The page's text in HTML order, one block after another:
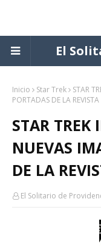
El
Inicio Star Trek
STAR
PORTADAS DE LA REVISTA
STAR TREK
NUEVAS
DE LA
El Solitario de